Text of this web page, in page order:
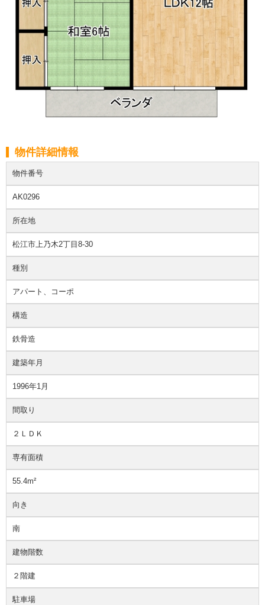
物件詳細情報
物件番号
AK0296
所在地
松江市上乃木2丁目8-30
種別
アパート、コーポ
構造
鉄骨造
建築年月
1996年1月
間取り
２ＬＤＫ
専有面積
55.4m²
向き
南
建物階数
２階建
駐車場